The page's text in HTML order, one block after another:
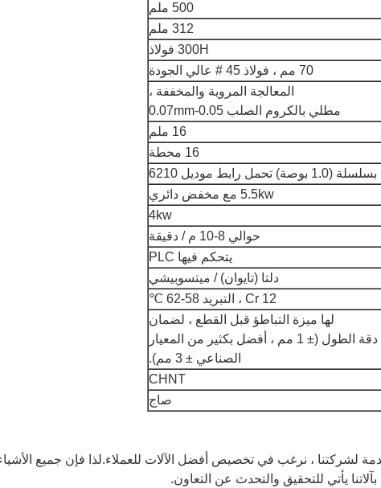
500 ملم
312 ملم
300H فولاذ
70 مم ، فولاذ 45 # عالي الجودة
المعالجة المروية والمخففة ،
مطلي بالكروم الصلب 0.05-0.07mm
16 ملم
16 محطة
بسلسلة (1.0 بوصة) تحمل رابط موديل 6210
5.5kw مع مخفض دائري
4kw
حوالي 8-10 م / دقيقة
يتحكم فيها PLC
دلتا (تايوان) / ميتسوبيشي
Cr 12 ، التبريد 58-62 ℃
لها ميزة التباطؤ قبل القطع ، لضمان
دقة الطول (± 1 مم ، أفضل بكثير من المعيار
الصناعي ± 3 مم).
CHNT
صاج
لشركتنا ، نرغب في تخصيص أفضل الآلات للعملاء.لذا فإن جميع